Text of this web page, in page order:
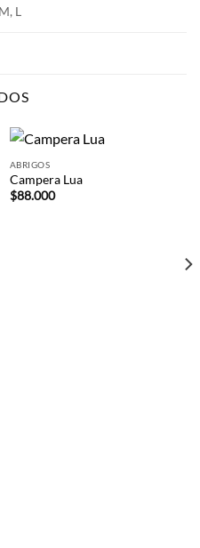
L
ABRIGOS
Campera Lua
$88.000